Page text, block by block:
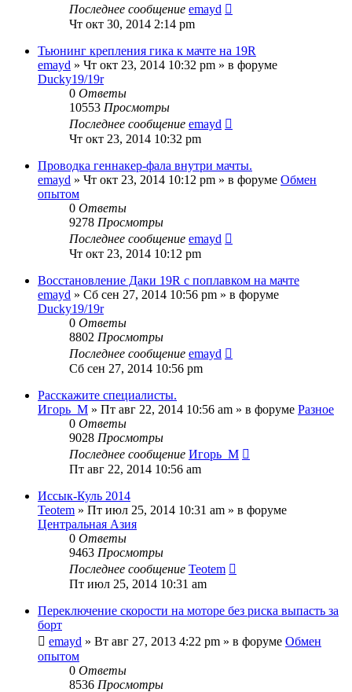
Последнее сообщение emayd
Чт окт 30, 2014 2:14 pm
Тьюнинг крепления гика к мачте на 19R
emayd » Чт окт 23, 2014 10:32 pm » в форуме
Ducky19/19r
0 Ответы
10553 Просмотры
Последнее сообщение emayd
Чт окт 23, 2014 10:32 pm
Проводка геннакер-фала внутри мачты.
emayd » Чт окт 23, 2014 10:12 pm » в форуме Обмен
опытом
0 Ответы
9278 Просмотры
Последнее сообщение emayd
Чт окт 23, 2014 10:12 pm
Восстановление Даки 19R с поплавком на мачте
emayd » Сб сен 27, 2014 10:56 pm » в форуме
Ducky19/19r
0 Ответы
8802 Просмотры
Последнее сообщение emayd
Сб сен 27, 2014 10:56 pm
Расскажите специалисты.
Игорь_М » Пт авг 22, 2014 10:56 am » в форуме Разное
0 Ответы
9028 Просмотры
Последнее сообщение Игорь_М
Пт авг 22, 2014 10:56 am
Иссык-Куль 2014
Teotem » Пт июл 25, 2014 10:31 am » в форуме
Центральная Азия
0 Ответы
9463 Просмотры
Последнее сообщение Teotem
Пт июл 25, 2014 10:31 am
Переключение скорости на моторе без риска выпасть за
борт
emayd » Вт авг 27, 2013 4:22 pm » в форуме Обмен
опытом
0 Ответы
8536 Просмотры